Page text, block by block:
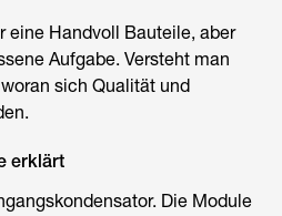
eine Handvoll Bauteile, aber
Aufgabe. Versteht man
sich Qualität und
erklärt
Die Module